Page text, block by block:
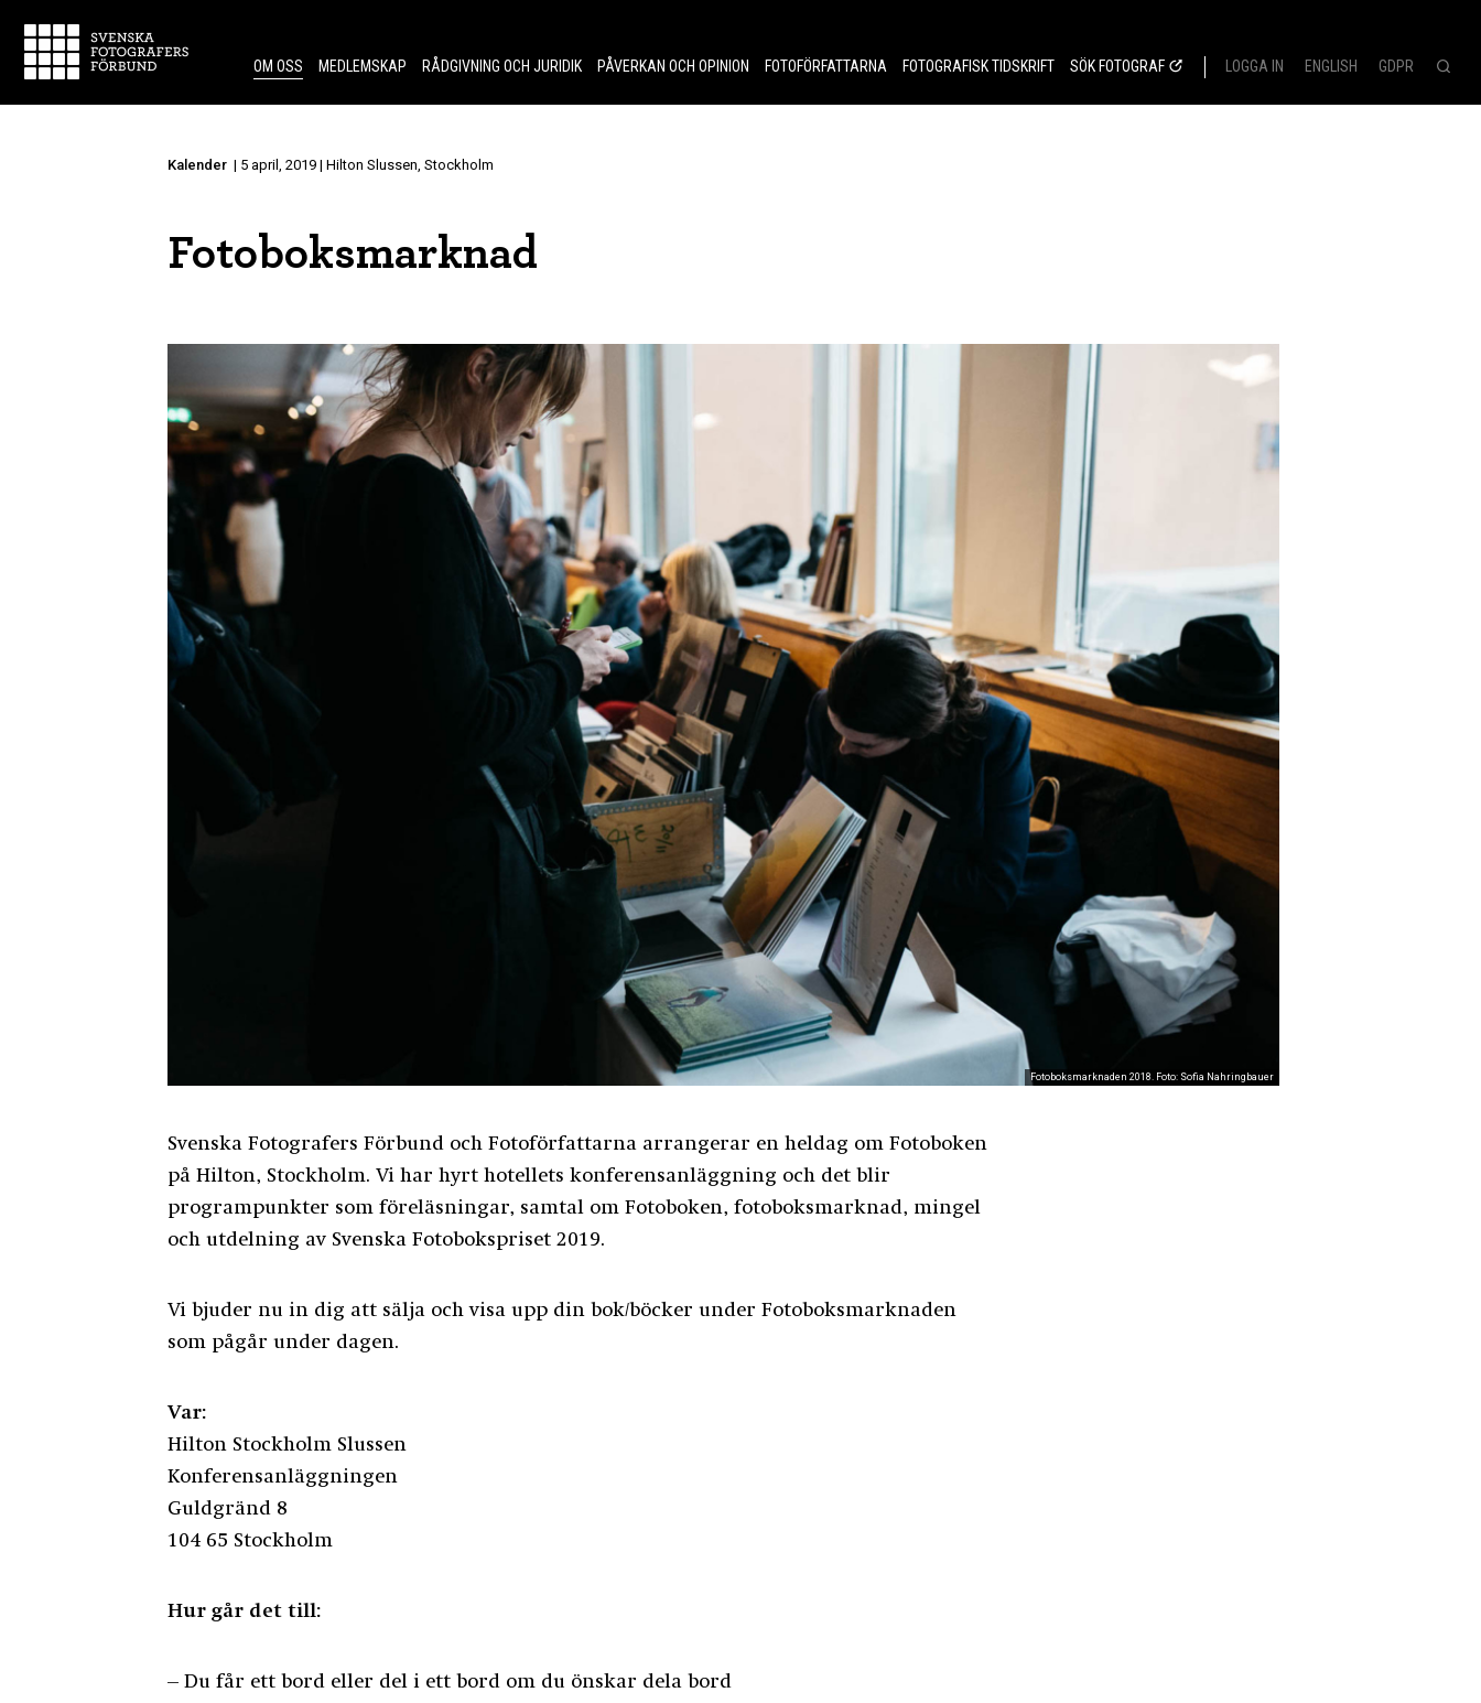
Skip to content.
OM OSS
MEDLEMSKAP RÅDGIVNING OCH JURIDIK PÅVERKAN OCH OPINION FOTOFÖRFATTARNA FOTOGRAFISK TIDSKRIFT SÖK FOTOGRAF LOGGA IN ENGLISH GDPR
Kalender | 5 april, 2019 | Hilton Slussen, Stockholm
Fotoboksmarknad
Fotoboksmarknaden 2018. Foto: Sofia Nahringbauer
Svenska Fotografers Förbund och Fotoförfattarna arrangerar en heldag om Fotoboken
på Hilton, Stockholm. Vi har hyrt hotellets konferensanläggning och det blir
programpunkter som föreläsningar, samtal om Fotoboken, fotoboksmarknad, mingel
och utdelning av Svenska Fotobokspriset 2019.
Vi bjuder nu in dig att sälja och visa upp din bok/böcker under Fotoboksmarknaden
som pågår under dagen.
Var:
Hilton Stockholm Slussen
Konferensanläggningen
Guldgränd 8
104 65 Stockholm
Hur går det till:
– Du får ett bord eller del i ett bord om du önskar dela bord